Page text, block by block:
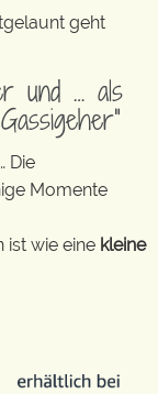
geht
und … als
Die
Momente
ist wie eine kleine